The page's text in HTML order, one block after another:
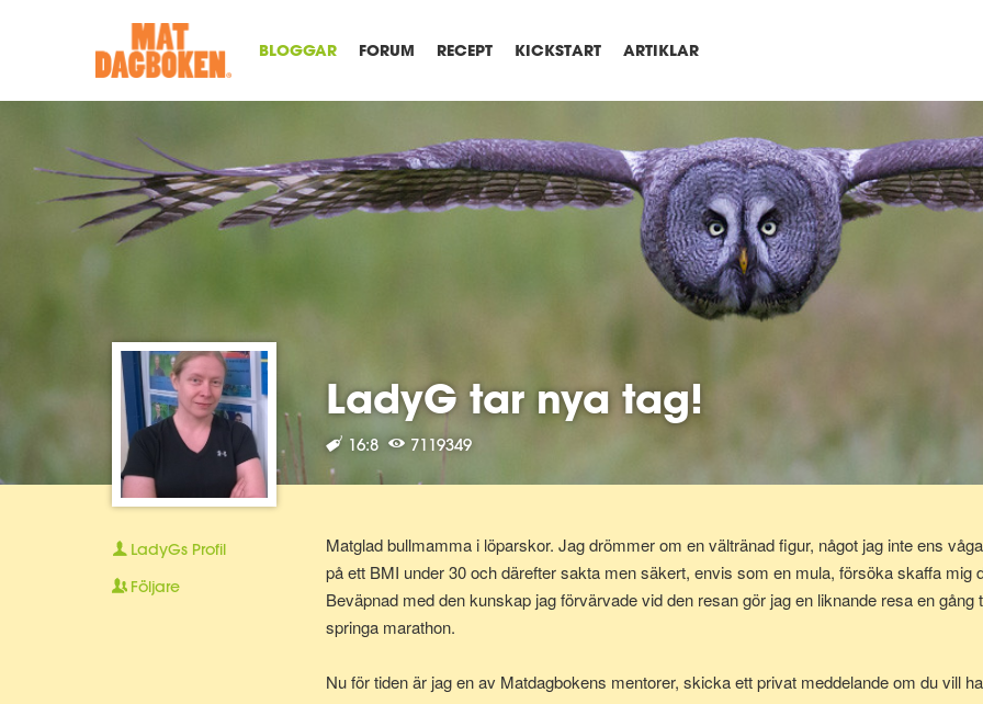
BLOGGAR FORUM RECEPT KICKSTART ARTIKLAR
LadyG tar nya tag!
16:8 7119349
Matglad bullmamma i löparskor. Jag drömmer om en vältränad figur, något jag inte ens
på ett BMI under 30 och därefter sakta men säkert, envis som en mula, försöka skaffa mig
Beväpnad med den kunskap jag förvärvade vid den resan gör jag en liknande resa en
springa marathon.
Nu för tiden är jag en av Matdagbokens mentorer, skicka ett privat meddelande om du vill
LadyGs Profil
Följare